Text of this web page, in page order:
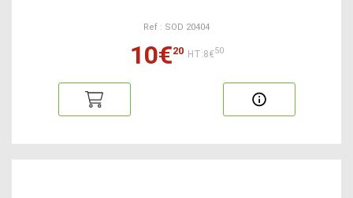
Ref : SOD 20404
10€20 HT:8€50